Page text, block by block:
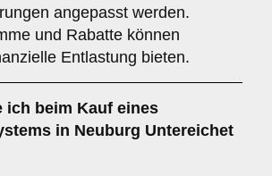
angepasst werden.
und Rabatte können
Entlastung bieten.
ich beim Kauf eines
in Neuburg Untereichet